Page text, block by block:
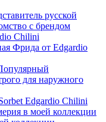
русской
с брендом
Chilini
Фрида от Edgardio
для наружного
Edgardio Chilini
в моей коллекции